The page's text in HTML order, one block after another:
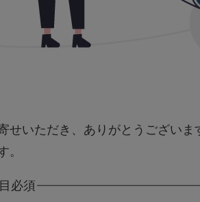
せいただき、ありがとうござい
。
必須